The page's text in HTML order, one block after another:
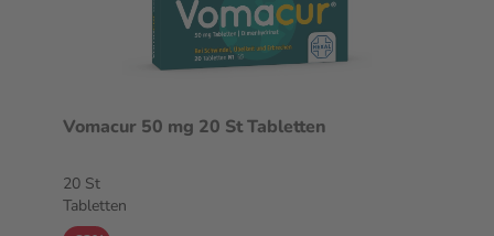
Vomacur 50 mg 20 St Tabletten
20 St
Tabletten